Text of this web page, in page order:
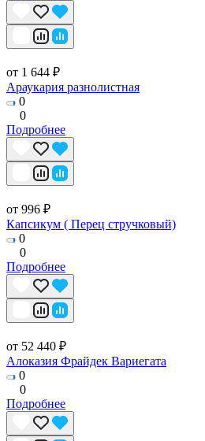
от 1 644 ₽
Араукария разнолистная
0
0
Подробнее
от 996 ₽
Капсикум ( Перец стручковый)
0
0
Подробнее
от 52 440 ₽
Алоказия Фрайдек Вариегата
0
0
Подробнее